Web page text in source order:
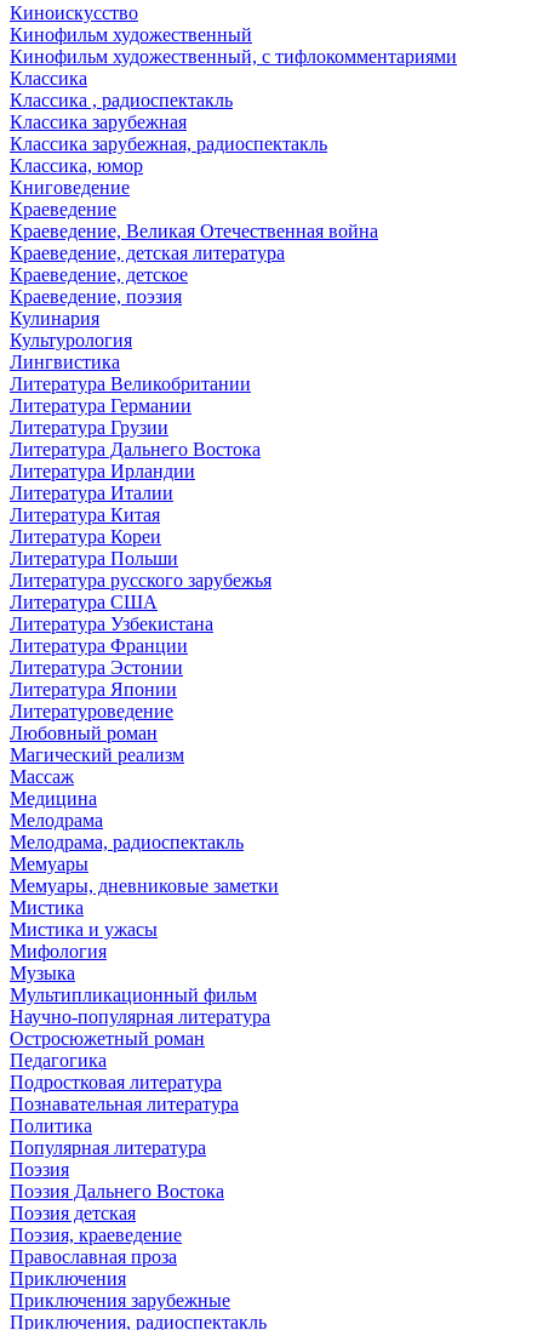
Киноискусство
Кинофильм художественный
Кинофильм художественный, с тифлокомментариями
Классика
Классика , радиоспектакль
Классика зарубежная
Классика зарубежная, радиоспектакль
Классика, юмор
Книговедение
Краеведение
Краеведение, Великая Отечественная война
Краеведение, детская литература
Краеведение, детское
Краеведение, поэзия
Кулинария
Культурология
Лингвистика
Литература Великобритании
Литература Германии
Литература Грузии
Литература Дальнего Востока
Литература Ирландии
Литература Италии
Литература Китая
Литература Кореи
Литература Польши
Литература русского зарубежья
Литература США
Литература Узбекистана
Литература Франции
Литература Эстонии
Литература Японии
Литературоведение
Любовный роман
Магический реализм
Массаж
Медицина
Мелодрама
Мелодрама, радиоспектакль
Мемуары
Мемуары, дневниковые заметки
Мистика
Мистика и ужасы
Мифология
Музыка
Мультипликационный фильм
Научно-популярная литература
Остросюжетный роман
Педагогика
Подростковая литература
Познавательная литература
Политика
Популярная литература
Поэзия
Поэзия Дальнего Востока
Поэзия детская
Поэзия, краеведение
Православная проза
Приключения
Приключения зарубежные
Приключения, радиоспектакль